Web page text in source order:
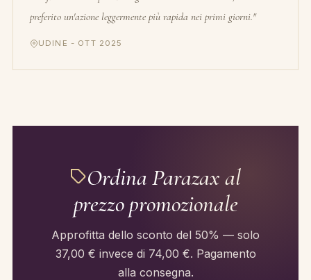
preferito un'azione leggermente più rapida nei primi giorni."
UDINE - OTT 2025
Ordina Parazax al
prezzo promozionale
Approfitta dello sconto del 50% — solo
37,00 € invece di 74,00 €. Pagamento
alla consegna.